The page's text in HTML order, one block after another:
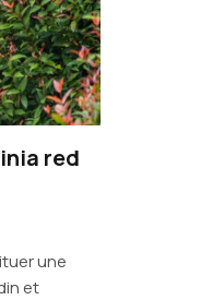
red
une
et